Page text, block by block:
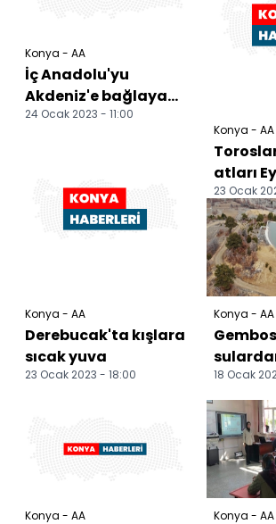
Konya - AA
İç Anadolu'yu
Akdeniz'e bağlayan
tünelde geri sayım
24 Ocak 2023 - 11:00
Konya - AA
Derebucak'ta kışlara
sıcak yuva
23 Ocak 2023 - 18:00
Konya - AA
atları
23 Ocak
Konya - AA
18 Ocak
Konya - AA Konya - AA